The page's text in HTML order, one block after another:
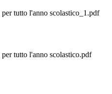
tutto l'anno scolastico_1.pdf
tutto l'anno scolastico.pdf